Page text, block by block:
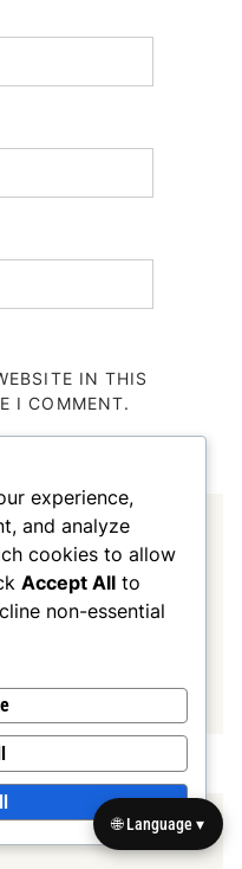
IN THIS
I COMMENT.
experience,
and analyze
cookies to allow
Accept All to
non-essential
🌐 Language ▾